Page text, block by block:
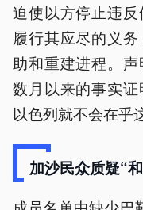
迫使以方停止违
履行其应尽的义
助和重建进程。
数月以来的事实证
以色列就不会在乎
加沙民众质疑“